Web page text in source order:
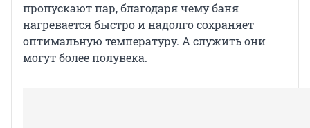
пропускают пар, благодаря чему баня
нагревается быстро и надолго сохраняет
оптимальную температуру. А служить они
могут более полувека.